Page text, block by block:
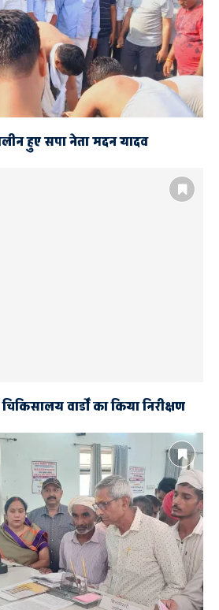
हुए सपा नेता मदन यादव
वार्डों का किया निरीक्षण